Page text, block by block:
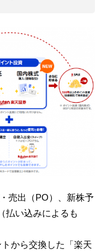
売出（PO）、新株予
払い込みによるも
から交換した「楽天